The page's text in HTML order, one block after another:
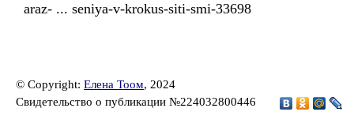
araz- ... seniya-v-krokus-siti-smi-33698
© Copyright: Елена Тоом, 2024
Свидетельство о публикации №224032800446